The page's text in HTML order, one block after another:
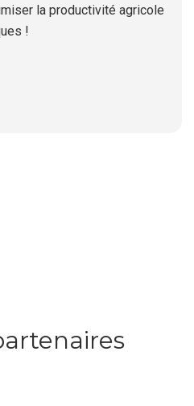
la productivité agricole
!